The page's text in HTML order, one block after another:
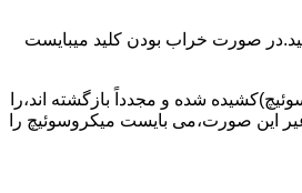
ﺻﻮرت ﺧﺮاب ﺑﻮدن ﮐﻠﯿﺪ میبایست
شده و مجدداً بازگشته اند،را
اﯾﻦ ﺻﻮرت،می بایست ﻣﯿﮑﺮوﺳﻮﺋﯿﭻ را